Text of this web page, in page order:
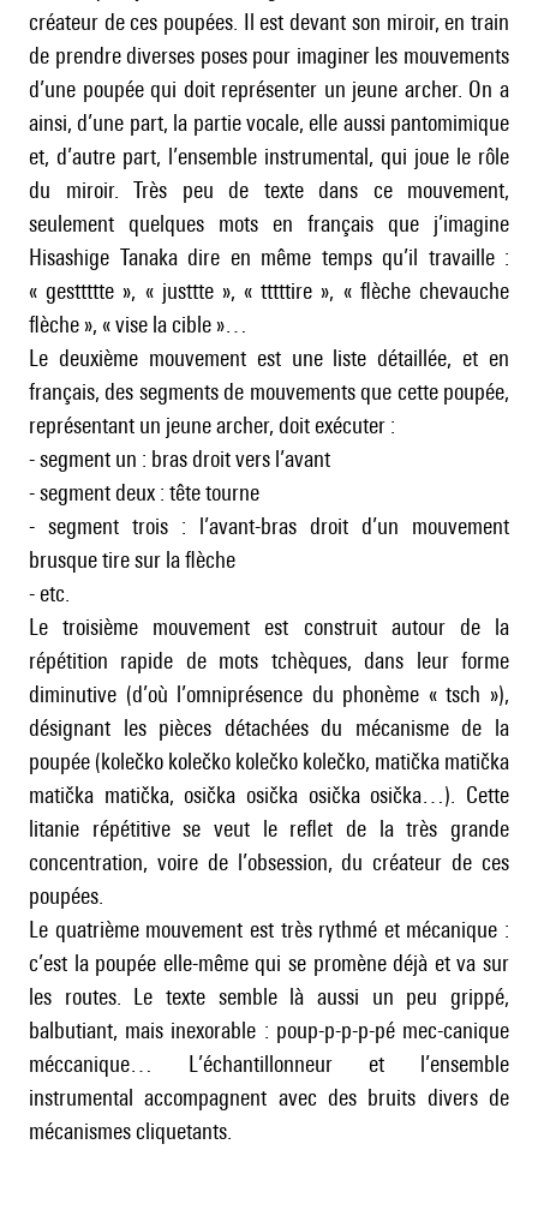
créateur de ces poupées. Il est devant son miroir, en train
de prendre diverses poses pour imaginer les mouvements
d’une poupée qui doit représenter un jeune archer. On a
ainsi, d’une part, la partie vocale, elle aussi pantomimique
et, d’autre part, l’ensemble instrumental, qui joue le rôle
du miroir. Très peu de texte dans ce mouvement,
seulement quelques mots en français que j’imagine
Hisashige Tanaka dire en même temps qu’il travaille :
« gesttttte », « justtte », « tttttire », « flèche chevauche
flèche », « vise la cible »…
Le deuxième mouvement est une liste détaillée, et en
français, des segments de mouvements que cette poupée,
représentant un jeune archer, doit exécuter :
- segment un : bras droit vers l’avant
- segment deux : tête tourne
- segment trois : l’avant-bras droit d’un mouvement
brusque tire sur la flèche
- etc.
Le troisième mouvement est construit autour de la
répétition rapide de mots tchèques, dans leur forme
diminutive (d’où l’omniprésence du phonème « tsch »),
désignant les pièces détachées du mécanisme de la
poupée (kolečko kolečko kolečko kolečko, matička matička
matička matička, osička osička osička osička…). Cette
litanie répétitive se veut le reflet de la très grande
concentration, voire de l’obsession, du créateur de ces
poupées.
Le quatrième mouvement est très rythmé et mécanique :
c’est la poupée elle-même qui se promène déjà et va sur
les routes. Le texte semble là aussi un peu grippé,
balbutiant, mais inexorable : poup-p-p-p-pé mec-canique
méccanique… L’échantillonneur et l’ensemble
instrumental accompagnent avec des bruits divers de
mécanismes cliquetants.